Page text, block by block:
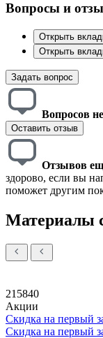
Вопросы и
Открыть
Открыть
Задать вопрос
Вопросов
Оставить отзыв
Отзывов
здорово, если вы
поможет другим
Материалы
215840
Акции
Скидка на первый
Скидка на первый